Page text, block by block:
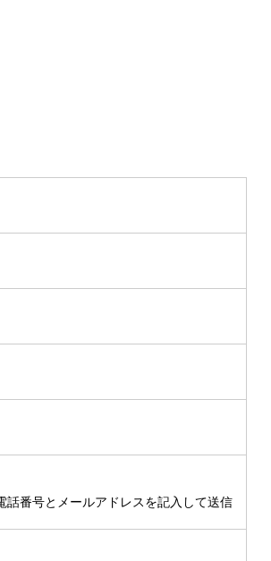
番号とメールアドレスを記入して送信